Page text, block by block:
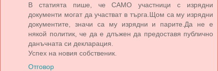
В статията пише, че САМО участници с изрядни
документи могат да участват в търга.Щом са му изрядни
документите, значи са му изрядни и парите.Да не е
някой политик, че да е длъжен да предоставя публично
данъчната си декларация.
Успех на новия собственик.
Отговор